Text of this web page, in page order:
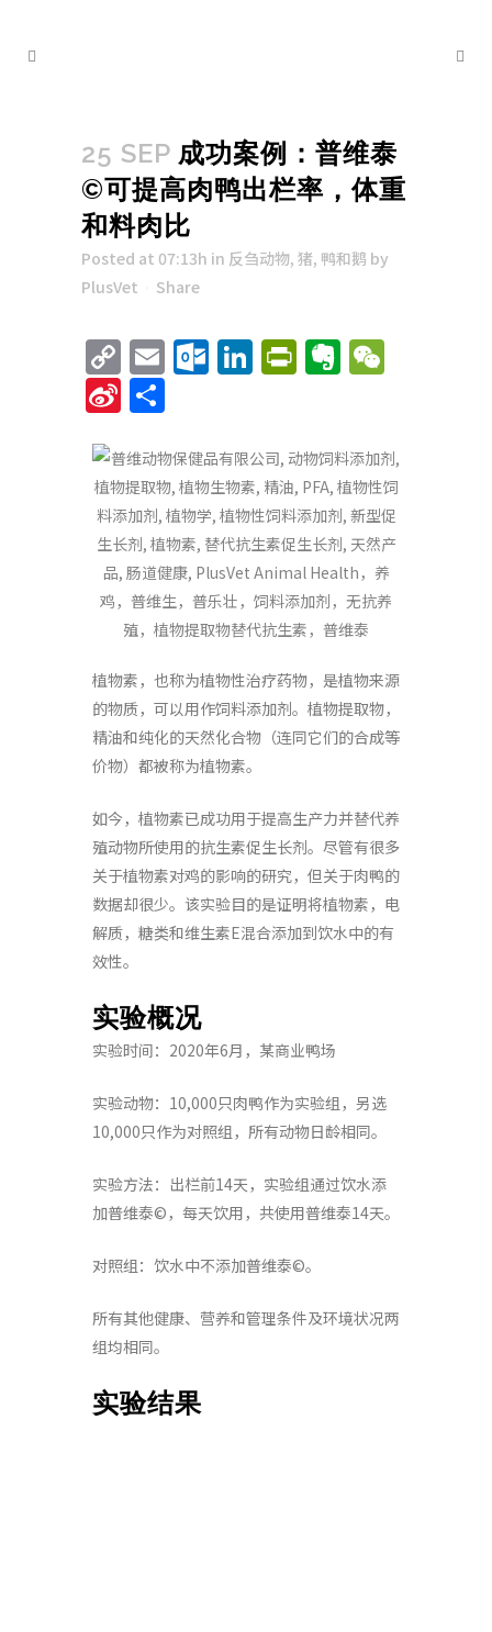
25 SEP 成功案例：普维泰
©可提高肉鸭出栏率，体重
和料肉比
Posted at 07:13h in 反刍动物, 猪, 鸭和鹅 by
PlusVet
Share
Copy
Link
EmailOutlook.com
LinkedInEvernote
Sina
植物素，也称为植物性治疗药物，是植物来源
的物质，可以用作饲料添加剂。植物提取物，
精油和纯化的天然化合物（连同它们的合成等
价物）都被称为植物素。
如今，植物素已成功用于提高生产力并替代养
殖动物所使用的抗生素促生长剂。尽管有很多
关于植物素对鸡的影响的研究，但关于肉鸭的
数据却很少。该实验目的是证明将植物素，电
解质，糖类和维生素E混合添加到饮水中的有
效性。
实验概况
实验时间：2020年6月，某商业鸭场
实验动物：10,000只肉鸭作为实验组，另选
10,000只作为对照组，所有动物日龄相同。
实验方法：出栏前14天，实验组通过饮水添
加普维泰©，每天饮用，共使用普维泰14天。
对照组：饮水中不添加普维泰©。
所有其他健康、营养和管理条件及环境状况两
组均相同。
实验结果